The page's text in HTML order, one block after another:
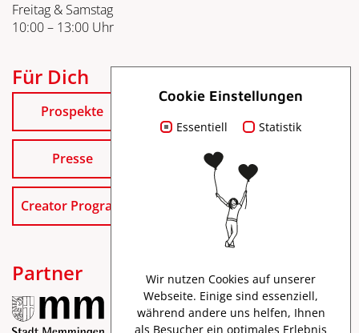
Freitag & Samstag
10:00 – 13:00 Uhr
Für Dich
Prospekte
Presse
Creator Program
Partner
Cookie Einstellungen
Essentiell Statistik
Wir nutzen Cookies auf unserer
Webseite. Einige sind essenziell,
während andere uns helfen, Ihnen
als Besucher ein optimales Erlebnis